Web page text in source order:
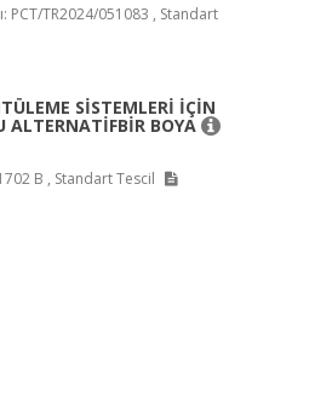
PCT/TR2024/051083 , Standart
SİSTEMLERİ İÇİN
ALTERNATİFBİR BOYA
B , Standart Tescil